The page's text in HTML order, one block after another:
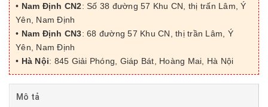
• Nam Định CN2: Số 38 đường 57 Khu CN, thị trấn Lâm, Ý
Yên, Nam Định
• Nam Định CN3: 68 đường 57 Khu CN, thị trần Lâm, Ý
Yên, Nam Định
• Hà Nội: 845 Giải Phóng, Giáp Bát, Hoàng Mai, Hà Nội
Mô tả